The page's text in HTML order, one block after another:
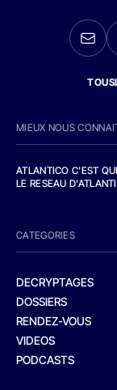
MIEUX NOUS
ATLANTICO C'EST
LE RESEAU
CATEGORIES
DECRYPTAGES
DOSSIERS
RENDEZ-VOUS
VIDEOS
PODCASTS